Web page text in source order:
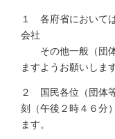
１ 各府省において
会社
その他一般（団体
ますようお願いします
２ 国民各位（団体
刻（午後２時４６分
ます。